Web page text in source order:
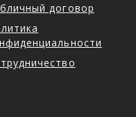
договор